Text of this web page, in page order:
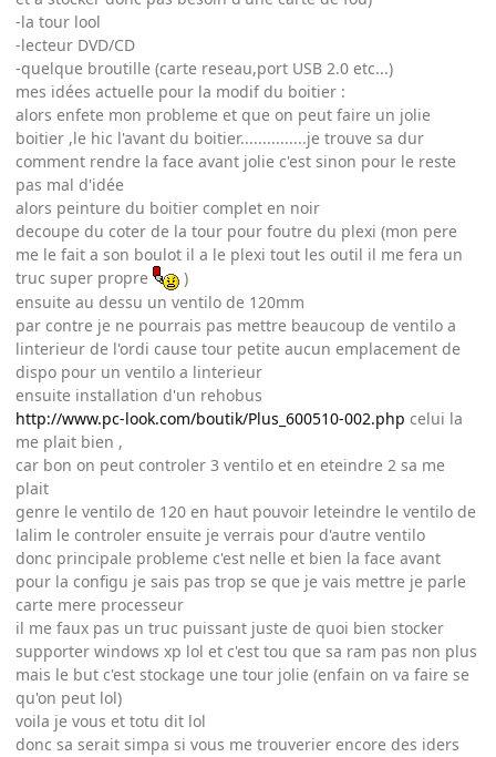
-la tour lool
-lecteur DVD/CD
-quelque broutille (carte reseau,port USB 2.0 etc...)
mes idées actuelle pour la modif du boitier :
alors enfete mon probleme et que on peut faire un jolie
boitier ,le hic l'avant du boitier...............je trouve sa dur
comment rendre la face avant jolie c'est sinon pour le reste
pas mal d'idée
alors peinture du boitier complet en noir
decoupe du coter de la tour pour foutre du plexi (mon pere
me le fait a son boulot il a le plexi tout les outil il me fera un
truc super propre
)
ensuite au dessu un ventilo de 120mm
par contre je ne pourrais pas mettre beaucoup de ventilo a
linterieur de l'ordi cause tour petite aucun emplacement de
dispo pour un ventilo a linterieur
ensuite installation d'un rehobus
http://www.pc-look.com/boutik/Plus_600510-002.php celui la
me plait bien ,
car bon on peut controler 3 ventilo et en eteindre 2 sa me
plait
genre le ventilo de 120 en haut pouvoir leteindre le ventilo de
lalim le controler ensuite je verrais pour d'autre ventilo
donc principale probleme c'est nelle et bien la face avant
pour la configu je sais pas trop se que je vais mettre je parle
carte mere processeur
il me faux pas un truc puissant juste de quoi bien stocker
supporter windows xp lol et c'est tou que sa ram pas non plus
mais le but c'est stockage une tour jolie (enfain on va faire se
qu'on peut lol)
voila je vous et totu dit lol
donc sa serait simpa si vous me trouverier encore des iders